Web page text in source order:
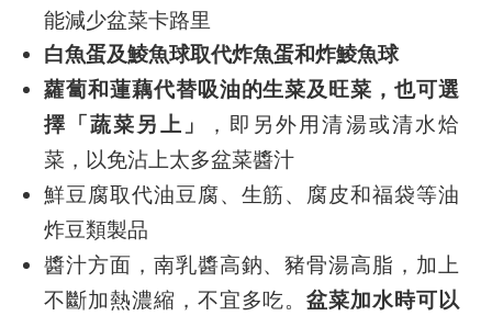
能減少盆菜卡路里
白魚蛋及鯪魚球取代炸魚蛋和炸鯪魚球
蘿蔔和蓮藕代替吸油的生菜及旺菜，也可選
擇「蔬菜另上」
，即另外用清湯或清水烚
菜，以免沾上太多盆菜醬汁
鮮豆腐取代油豆腐、生筋、腐皮和福袋等油
炸豆類製品
醬汁方面，南乳醬高鈉、豬骨湯高脂，加上
不斷加熱濃縮，不宜多吃。盆菜加水時可以